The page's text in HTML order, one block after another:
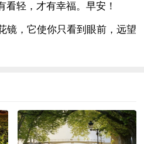
轻，才有幸福。早安！
镜，它使你只看到眼前，远望